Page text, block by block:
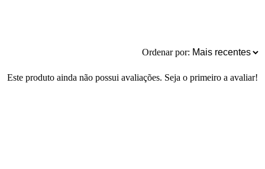
Ordenar por:
Este produto ainda não possui avaliações. Seja o primeiro a avaliar!